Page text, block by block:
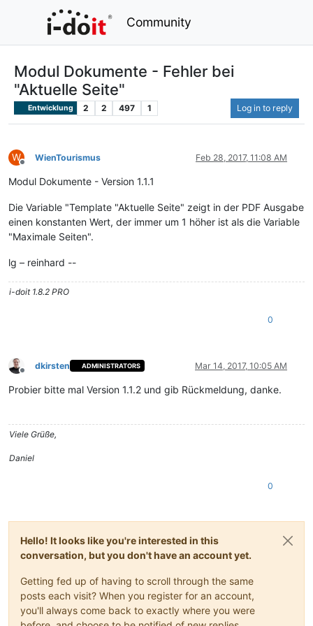
Community
Modul Dokumente - Fehler bei
"Aktuelle Seite"
Entwicklung 2 2 497 1 Log in to reply
W
Offline
WienTourismus Feb 28, 2017, 11:08 AM
Modul Dokumente - Version 1.1.1
Die Variable "Template "Aktuelle Seite" zeigt in der PDF Ausgabe
einen konstanten Wert, der immer um 1 höher ist als die Variable
"Maximale Seiten".
lg – reinhard --
i-doit 1.8.2 PRO
0
Offline
dkirsten ADMINISTRATORS Mar 14, 2017, 10:05 AM
Probier bitte mal Version 1.1.2 und gib Rückmeldung, danke.
Viele Grüße,
Daniel
0
Hello! It looks like you're interested in this
conversation, but you don't have an account yet.
Getting fed up of having to scroll through the same
posts each visit? When you register for an account,
you'll always come back to exactly where you were